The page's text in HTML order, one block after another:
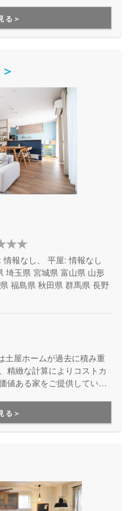
る＞
情報なし、 平屋: 情報なし
埼玉県 宮城県 富山県 山形
福島県 秋田県 群馬県 長野
土屋ホームが過去に積み重
精緻な計算によりコストカ
値ある家をご提供していま
る＞